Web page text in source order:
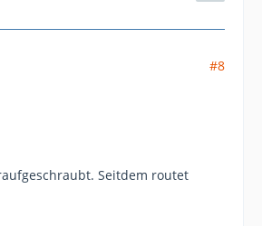
#8
Seitdem routet